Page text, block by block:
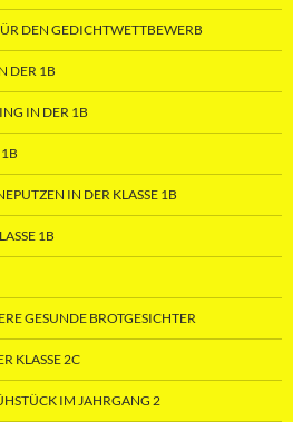
DEN GEDICHTWETTBEWERB
DER 1B
IN DER 1B
IN DER KLASSE 1B
1B
GESUNDE BROTGESICHTER
KLASSE 2C
IM JAHRGANG 2